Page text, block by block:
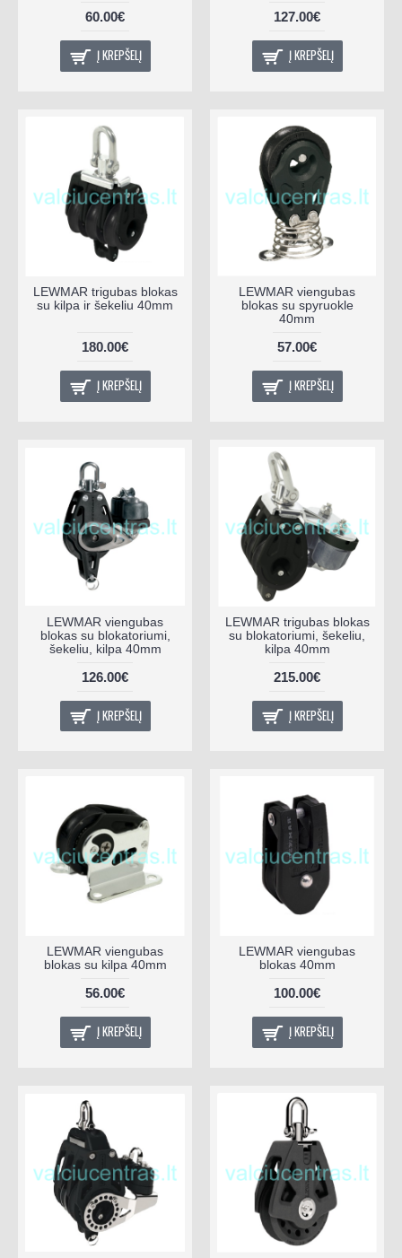
60.00€
Į KREPŠELĮ
127.00€
Į KREPŠELĮ
LEWMAR trigubas blokas
su kilpa ir šekeliu 40mm
180.00€
Į KREPŠELĮ
LEWMAR viengubas
blokas su spyruokle
40mm
57.00€
Į KREPŠELĮ
LEWMAR viengubas
blokas su blokatoriumi,
šekeliu, kilpa 40mm
126.00€
Į KREPŠELĮ
LEWMAR trigubas blokas
su blokatoriumi, šekeliu,
kilpa 40mm
215.00€
Į KREPŠELĮ
LEWMAR viengubas
blokas su kilpa 40mm
56.00€
Į KREPŠELĮ
LEWMAR viengubas
blokas 40mm
100.00€
Į KREPŠELĮ